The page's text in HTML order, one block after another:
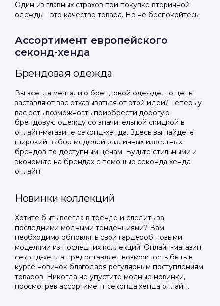
Один из главных страхов при покупке вторичной
одежды - это качество товара. Но не беспокойтесь!
Ассортимент европейского
секонд-хенда
Брендовая одежда
Вы всегда мечтали о брендовой одежде, но цены
заставляют вас отказываться от этой идеи? Теперь у
вас есть возможность приобрести дорогую
брендовую одежду со значительной скидкой в
онлайн-магазине секонд-хенда. Здесь вы найдете
широкий выбор моделей различных известных
брендов по доступным ценам. Будьте стильными и
экономьте на брендах с помощью секонда хенда
онлайн.
Новинки коллекций
Хотите быть всегда в тренде и следить за
последними модными тенденциями? Вам
необходимо обновлять свой гардероб новыми
моделями из последних коллекций. Онлайн-магазин
секонд-хенда предоставляет возможность быть в
курсе новинок благодаря регулярным поступлениям
товаров. Никогда не упустите модные новинки,
просмотрев ассортимент секонда хенда онлайн.